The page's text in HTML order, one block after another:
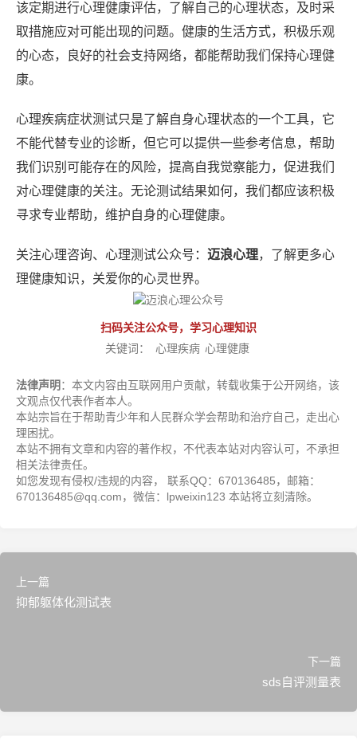
该定期进行心理健康评估，了解自己的心理状态，及时采
取措施应对可能出现的问题。健康的生活方式，积极乐观
的心态，良好的社会支持网络，都能帮助我们保持心理健
康。
心理疾病症状测试只是了解自身心理状态的一个工具，它
不能代替专业的诊断，但它可以提供一些参考信息，帮助
我们识别可能存在的风险，提高自我觉察能力，促进我们
对心理健康的关注。无论测试结果如何，我们都应该积极
寻求专业帮助，维护自身的心理健康。
关注心理咨询、心理测试公众号： 迈浪心理，了解更多心
理健康知识，关爱你的心灵世界。
扫码关注公众号，学习心理知识
关键词：
心理疾病 心理健康
法律声明 ：本文内容由互联网用户贡献，转载收集于公开网络，该
文观点仅代表作者本人。
本站宗旨在于帮助青少年和人民群众学会帮助和治疗自己，走出心
理困扰。
本站不拥有文章和内容的著作权，不代表本站对内容认可，不承担
相关法律责任。
如您发现有侵权/违规的内容， 联系QQ：670136485，邮箱：
670136485@qq.com，微信：lpweixin123 本站将立刻清除。
上一篇
抑郁躯体化测试表
下一篇
sds自评测量表